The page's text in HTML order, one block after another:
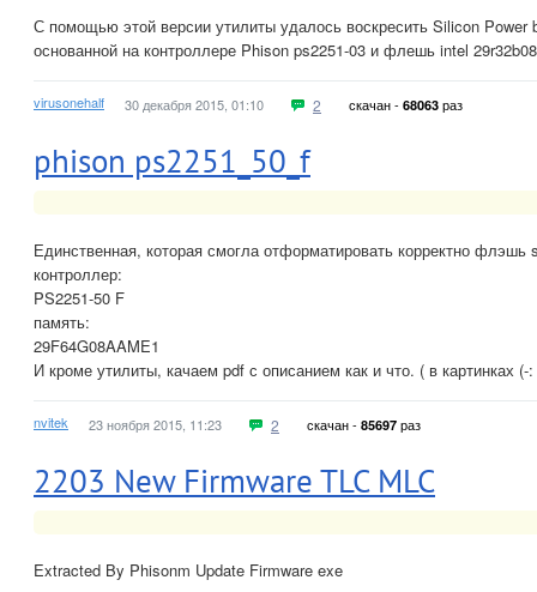
С помощью этой версии утилиты удалось воскресить Silicon Power
основанной на контроллере Phison ps2251-03 и флешь intel
virusonehalf 30 декабря 2015, 01:10 2 скачан - 68063 раз
phison ps2251_50_f
Единственная, которая смогла отформатировать корректно флэшь
контроллер:
PS2251-50 F
память:
29F64G08AAME1
И кроме утилиты, качаем pdf с описанием как и что. ( в картинках (-
nvitek 23 ноября 2015, 11:23 2 скачан - 85697 раз
2203 New Firmware TLC MLC
Extracted By Phisonm Update Firmware exe